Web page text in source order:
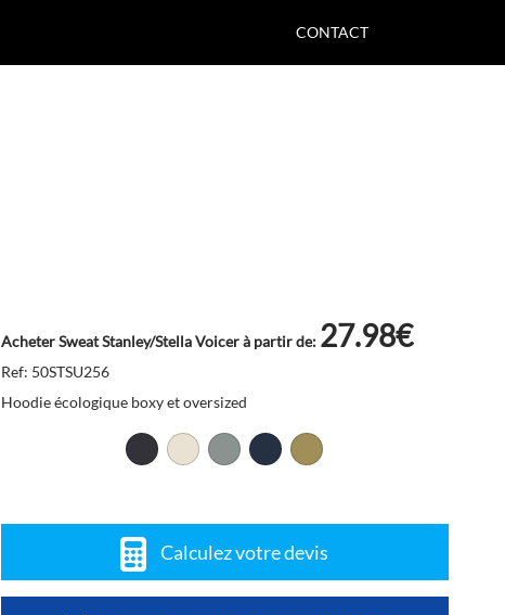
CONTACT
Acheter Sweat Stanley/Stella Voicer à partir de: 27.98€
Ref: 50STSU256
Hoodie écologique boxy et oversized
Calculez votre devis